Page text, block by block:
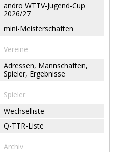
andro WTTV-Jugend-Cup
2026/27
mini-Meisterschaften
Vereine
Adressen, Mannschaften,
Spieler, Ergebnisse
Spieler
Wechselliste
Q-TTR-Liste
Archiv